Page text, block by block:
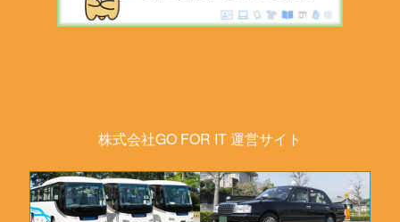
株式会社GO FOR IT 運営サイト